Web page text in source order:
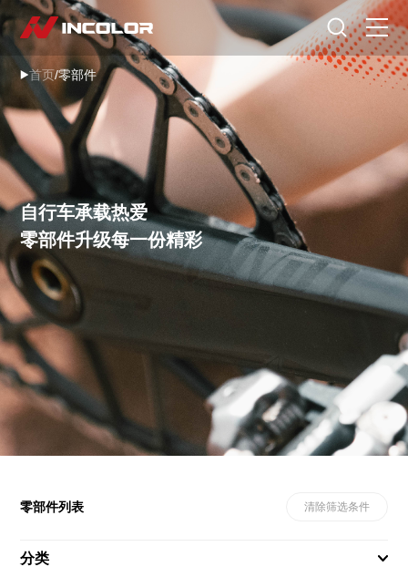
首页
自行车
零部件
骑行故事
关于我们
服务专区
门店查询
选择语言
首页/零部件
自行车承载热爱
零部件升级每一份精彩
零部件列表 清除筛选条件
分类